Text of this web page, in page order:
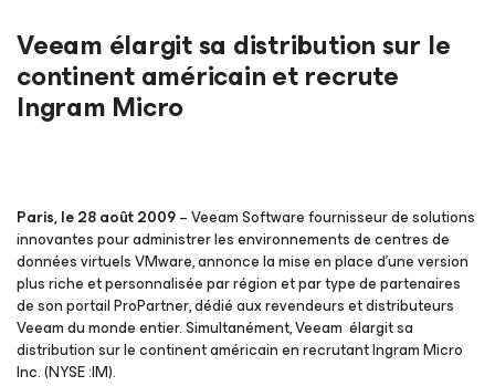
Veeam élargit sa distribution sur le
continent américain et recrute
Ingram Micro
Paris, le 28 août 2009– Veeam Software fournisseur de solutions
innovantes pour administrer les environnements de centres de
données virtuels VMware, annonce la mise en place d’une version
plus riche et personnalisée par région et par type de partenaires
de son portailProPartner, dédié aux revendeurs et distributeurs
Veeam du monde entier. Simultanément, Veeam élargit sa
distribution sur le continent américain en recrutant Ingram Micro
Inc. (NYSE :IM).